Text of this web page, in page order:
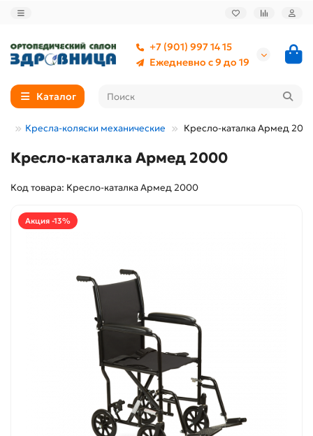
+7 (901) 997 14 15
Ежедневно с 9 до 19
Каталог
Кресла-коляски механические Кресло-каталка Армед
Кресло-каталка Армед 2000
Код товара: Кресло-каталка Армед 2000
Акция -13%